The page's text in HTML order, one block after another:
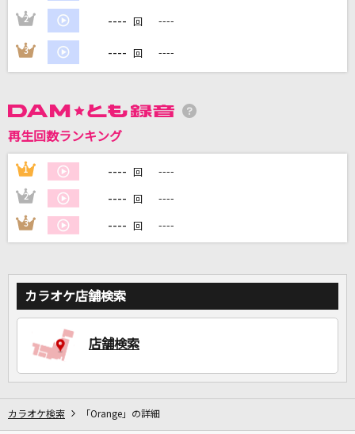
君に触れるだけで
CURIO
Acid Black Cherry
[生音]氷雨
佳山明生
カラオケをもっと楽しもう！
2 ---- 回 ----
3 ---- 回 ----
再生回数ランキング
1 ---- 回 ----
2 ---- 回 ----
3 ---- 回 ----
カラオケ店舗検索
店舗検索
カラオケ検索 「Orange」の詳細